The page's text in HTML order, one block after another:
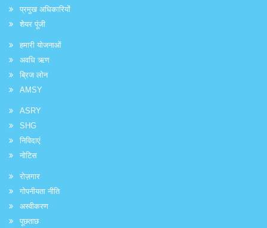
प्रमुख अधिकारियों
शेयर पूंजी
हमारी योजनाओं
अवधि ऋण
ब्रिज लोन
AMSY
ASRY
SHG
निविदाएं
नोटिस
रोज़गार
गोपनीयता नीति
अस्वीकरण
पूछताछ